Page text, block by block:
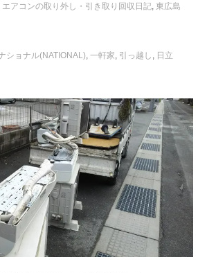
エアコンの取り外し・引き取り回収日記 東広島
ショナル(NATIONAL) 一軒家 引っ越し
日立